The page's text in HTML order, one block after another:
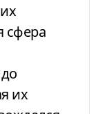
сфера
их